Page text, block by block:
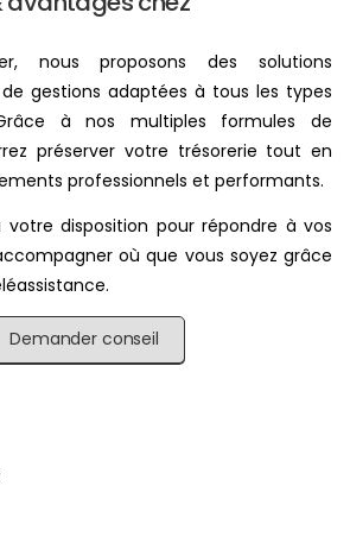
nous proposons des solutions
gestions adaptées à tous les types
à nos multiples formules de
préserver votre trésorerie tout en
professionnels et performants.
votre disposition pour répondre à vos
où que vous soyez grâce
Demander conseil